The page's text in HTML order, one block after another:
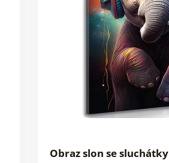
Obraz slon se sluchátky